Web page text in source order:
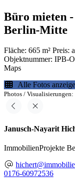
Büro mieten
Berlin-Mitte
Fläche: 665 m² Preis:
Objektnummer: IPB-
Maps
Alle Fotos
Photos /
Janusch-Nayarit
ImmobilienProjekte
0176-60972536